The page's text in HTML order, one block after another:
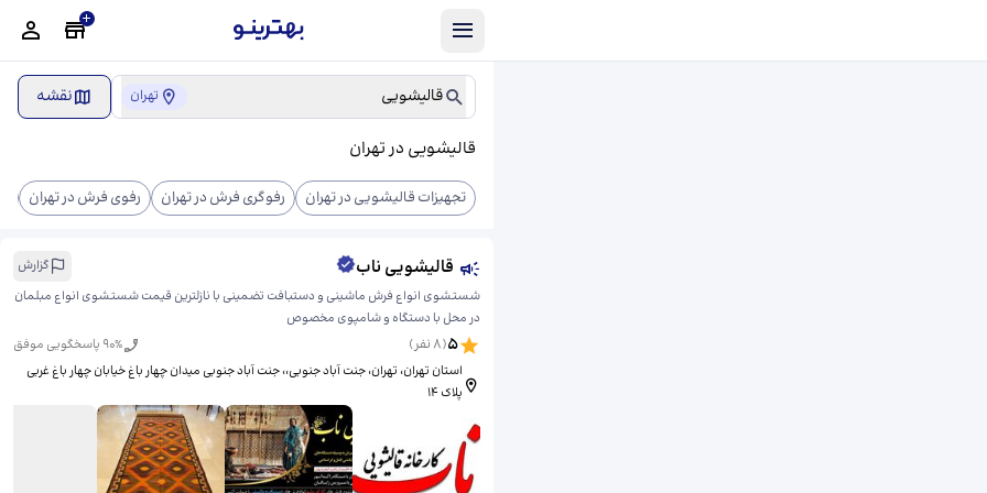
قالیشویی تهران نقشه
قالیشویی در تهران
تجهیزات قالیشویی در تهران رفوگری فرش در تهران رفوی فرش در تهران
قالیشویی ناب
گزارش
شستشوی انواع فرش ماشینی و دستبافت تضمینی با نازلترین قیمت شستشوی انواع مبلمان
در محل با دستگاه و شامپوی مخصوص
5
(
8 نفر) 90% پاسخگویی موفق
استان تهران، تهران، جنت‌ آباد جنوبی،، ​جنت آباد جنوبی میدان چهار باغ خیابان چهار باغ غربی
پلاک ۱۴